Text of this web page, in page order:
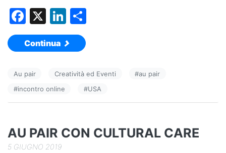
F
a
c
b
o
k
X
Li
n
k
dI vi
di
Continua
Au pair Creatività ed Eventi #au pair
#incontro online #USA
AU PAIR CON CULTURAL CARE
5 GIUGNO 2019